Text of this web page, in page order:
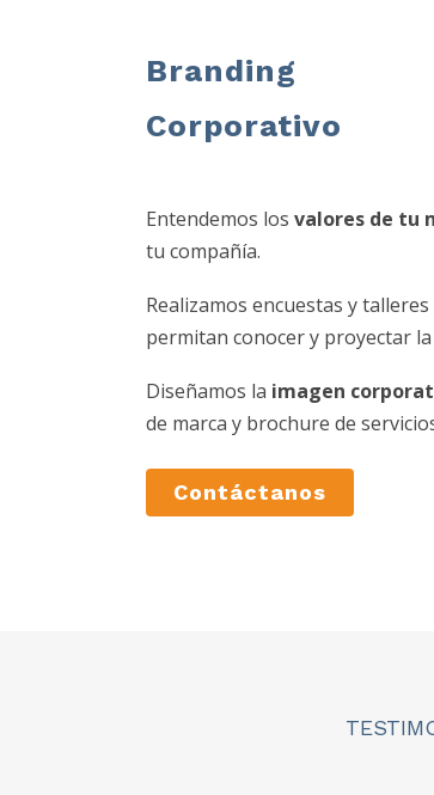
Branding
Corporativo
Entendemos los valores de tu
tu compañía.
Realizamos encuestas y talleres
permitan conocer y proyectar
Diseñamos la imagen
de marca y brochure de
Contáctanos